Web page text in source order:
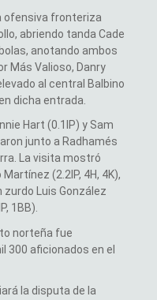
ofensiva fronteriza
abriendo tanda Cade
anotando ambos
Más Valioso, Danry
al central Balbino
dicha entrada.
Hart (0.1IP) y Sam
junto a Radhamés
La visita mostró
(2.2IP, 4H, 4K),
zurdo Luis González
1BB).
norteña fue
300 aficionados en el
la disputa de la